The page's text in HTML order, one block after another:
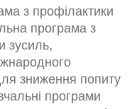
з профілактики
програма з
зусиль,
зниження попиту
програми